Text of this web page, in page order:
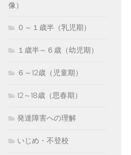
像）
０～１歳半（乳児期）
１歳半～６歳（幼児期）
６～12歳（児童期）
12～18歳（思春期）
発達障害への理解
いじめ・不登校